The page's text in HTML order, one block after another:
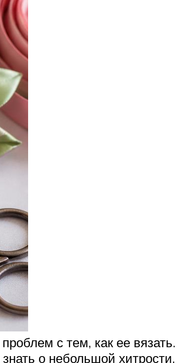
с тем, как ее вязать.
о небольшой хитрости.